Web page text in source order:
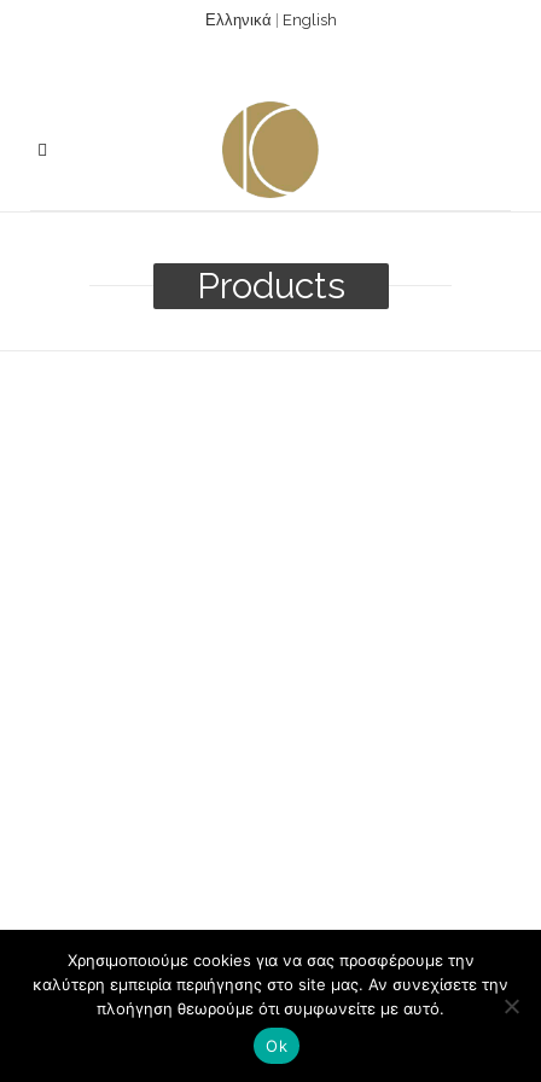
Ελληνικά English
Products
Χρησιμοποιούμε cookies για να σας προσφέρουμε την
καλύτερη εμπειρία περιήγησης στο site μας. Αν συνεχίσετε την
πλοήγηση θεωρούμε ότι συμφωνείτε με αυτό.
Ok